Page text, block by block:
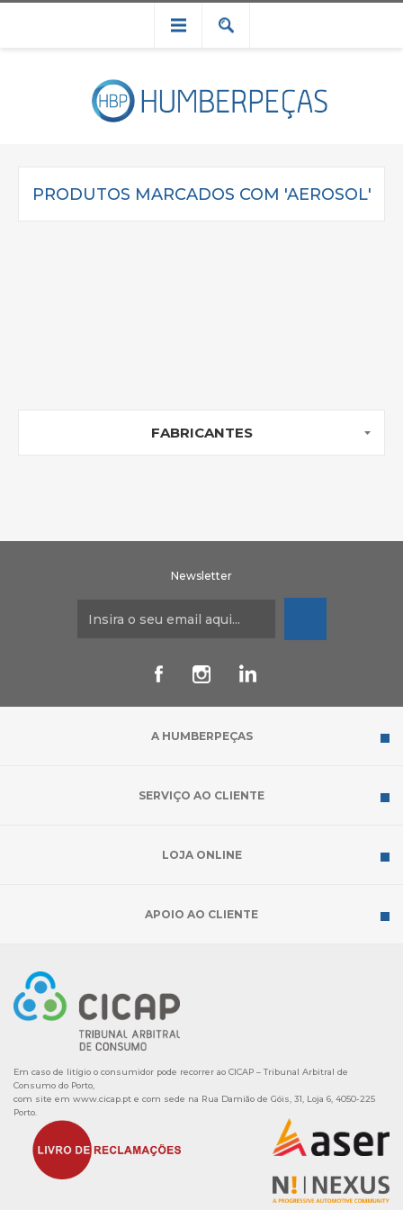
PRODUTOS MARCADOS COM 'AEROSOL'
FABRICANTES
Newsletter
A HUMBERPEÇAS
SERVIÇO AO CLIENTE
LOJA ONLINE
APOIO AO CLIENTE
Em caso de litígio o consumidor pode recorrer ao CICAP – Tribunal Arbitral de
Consumo do Porto,
com site em www.cicap.pt e com sede na Rua Damião de Góis, 31, Loja 6, 4050-225
Porto.